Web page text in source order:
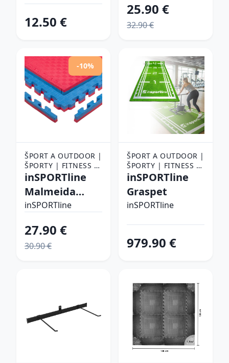
12.50 €
25.90 €
32.90 €
-10%
ŠPORT A OUTDOOR |
ŠPORTY | FITNESS |
POMÔCKY NA
PODLOŽKY NA
CVIČENIE
inSPORTline
Malmeida
červeno-
prúžkov
inSPORTline
27.90 €
30.90 €
ŠPORT A OUTDOOR |
ŠPORTY | FITNESS |
POMÔCKY NA
PODLOŽKY NA
CVIČENIE
inSPORTline
Graspet
inSPORTline
979.90 €